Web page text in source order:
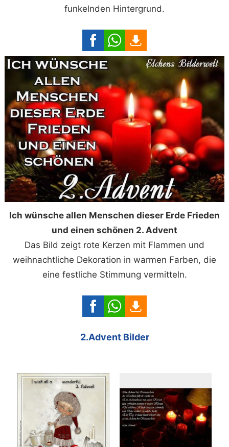
funkelnden Hintergrund.
Ich wünsche allen Menschen dieser Erde Frieden
und einen schönen 2. Advent
Das Bild zeigt rote Kerzen mit Flammen und
weihnachtliche Dekoration in warmen Farben, die
eine festliche Stimmung vermitteln.
2.Advent Bilder